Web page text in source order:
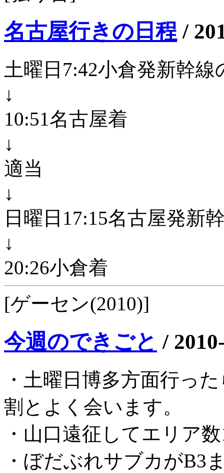
名古屋行きの日程 /
土曜日7:42小倉発新幹線
↓
10:51名古屋着
↓
適当
↓
日曜日17:15名古屋発新
↓
20:26小倉着
[ゲーセン(2010)]
今週のできごと /
・土曜日博多方面行っ
割とよく会います。
・山口遠征してエリア
・ぼだぶれサブカがB3